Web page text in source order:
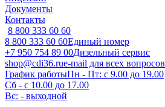
Документы
Контакты
8 800 333 60 60
8 800 333 60 60Единый номер
+7 950 754 89 00Дизельный сервис
shop@cdi36.rue-mail для всех вопросов
График работыПн - Пт: с 9.00 до 19.00
Сб - с 10.00 до 17.00
Вс: - выходной